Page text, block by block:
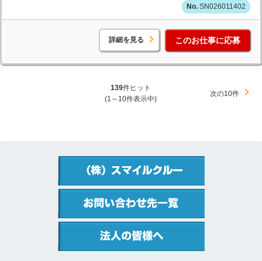
SN026011402
詳細を見る このお仕事に応募
139件ヒット
(1～10件表示中)
次の10件